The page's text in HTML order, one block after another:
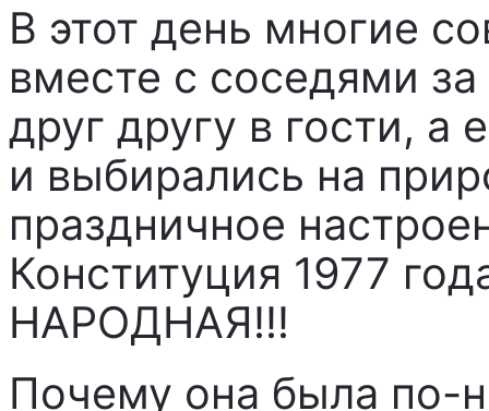
В этот день многие
вместе с соседями
друг другу в гости, а
и выбирались на
праздничное
Конституция 1977
НАРОДНАЯ!!!
Почему она была по-